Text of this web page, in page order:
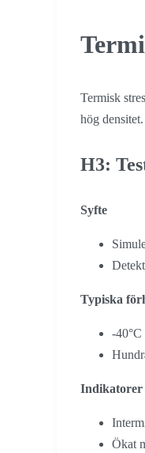
Termisk
hög densitet.
H3:
Syfte
Typiska
-
Indikatorer
Ökat